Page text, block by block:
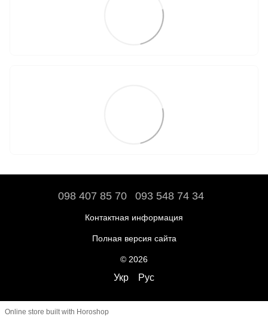
098 407 85 70 093 548 74 34
Контактная информация
Полная версия сайта
© 2026
Укр Рус
Online store built with Horoshop